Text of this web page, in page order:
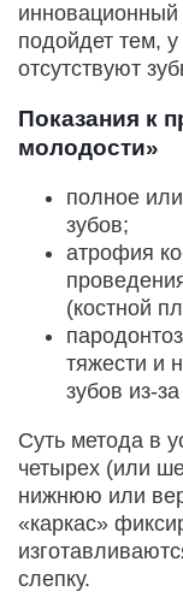
подойдет тем,
отсутствуют
Показания к
молодости»
полное
зубов;
атрофия
(костной
тяжести и
зубов из-
Суть метода в
четырех (или
нижнюю или
«каркас»
слепку.